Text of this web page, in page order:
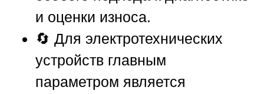
и оценки износа.
🔄 Для электротехнических
устройств главным
параметром является